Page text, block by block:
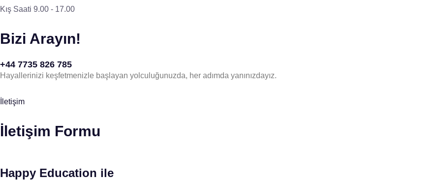
Kış Saati 9.00 - 17.00
Bizi Arayın!
+44 7735 826 785
Hayallerinizi keşfetmenizle başlayan yolculuğunuzda, her adımda yanınızdayız.
İletişim
İletişim Formu
Happy Education ile